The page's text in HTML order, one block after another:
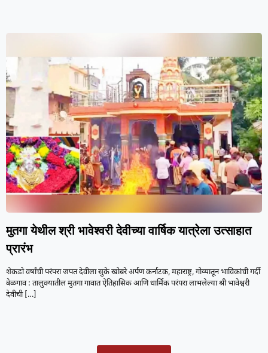
मुतगा येथील श्री भावेश्वरी देवीच्या वार्षिक यात्रेला उत्साहात
प्रारंभ
शेकडो वर्षांची परंपरा जपत देवीला सुके खोबरे अर्पण कर्नाटक, महाराष्ट्र, गोव्यातून भाविकांची गर्दी
बेळगाव : तालुक्यातील मुतगा गावात ऐतिहासिक आणि धार्मिक परंपरा लाभलेल्या श्री भावेश्वरी
देवीची[…]